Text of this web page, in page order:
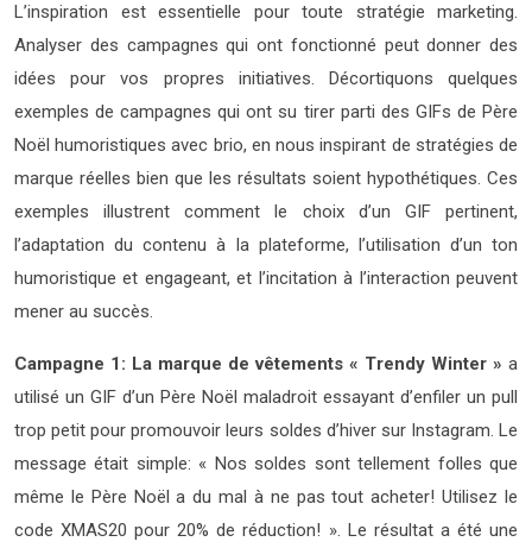
L’inspiration est essentielle pour toute stratégie marketing.
Analyser des campagnes qui ont fonctionné peut donner des
idées pour vos propres initiatives. Décortiquons quelques
exemples de campagnes qui ont su tirer parti des GIFs de Père
Noël humoristiques avec brio, en nous inspirant de stratégies de
marque réelles bien que les résultats soient hypothétiques. Ces
exemples illustrent comment le choix d’un GIF pertinent,
l’adaptation du contenu à la plateforme, l’utilisation d’un ton
humoristique et engageant, et l’incitation à l’interaction peuvent
mener au succès.
Campagne 1: La marque de vêtements « Trendy Winter » a
utilisé un GIF d’un Père Noël maladroit essayant d’enfiler un pull
trop petit pour promouvoir leurs soldes d’hiver sur Instagram. Le
message était simple: « Nos soldes sont tellement folles que
même le Père Noël a du mal à ne pas tout acheter! Utilisez le
code XMAS20 pour 20% de réduction! ». Le résultat a été une